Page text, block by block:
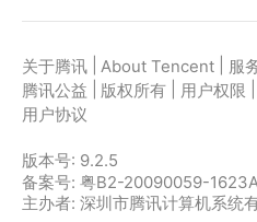
关于腾讯 About Tencent 服
腾讯公益
版权所有 用户权限
用户协议
版本号: 9.2.5
备案号: 粤B2-20090059-
主办者: 深圳市腾讯计算机系统